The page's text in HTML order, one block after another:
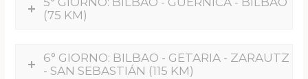
(75 KM)
6° GIORNO: BILBAO - GETARIA - ZARAUTZ
- SAN SEBASTIÁN (115 KM)